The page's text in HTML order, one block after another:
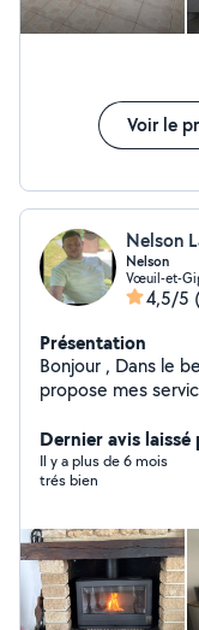
Voir le
Nelson
Nelson
Vœuil-et-
4,5/5
Présentation
Bonjour , Dans le besoin d'être toujours occupé , je vous
propose mes
Dernier avis
Il y a plus de 6 mois
trés bien